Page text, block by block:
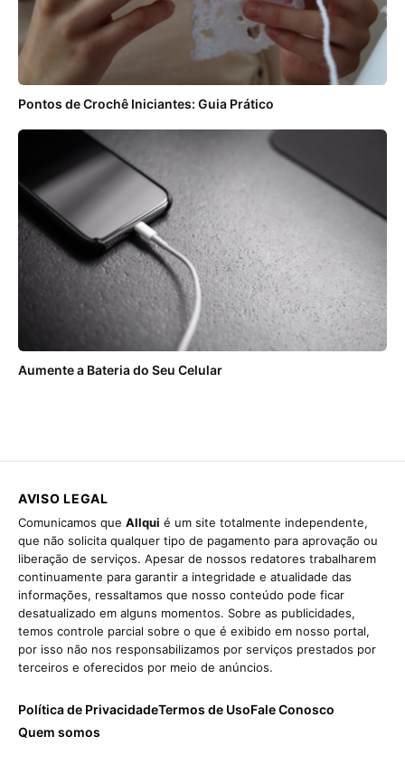
Pontos de Crochê Iniciantes: Guia Prático
Aumente a Bateria do Seu Celular
AVISO LEGAL
Comunicamos que Allqui é um site totalmente independente,
que não solicita qualquer tipo de pagamento para aprovação ou
liberação de serviços. Apesar de nossos redatores trabalharem
continuamente para garantir a integridade e atualidade das
informações, ressaltamos que nosso conteúdo pode ficar
desatualizado em alguns momentos. Sobre as publicidades,
temos controle parcial sobre o que é exibido em nosso portal,
por isso não nos responsabilizamos por serviços prestados por
terceiros e oferecidos por meio de anúncios.
Política de PrivacidadeTermos de UsoFale Conosco
Quem somos